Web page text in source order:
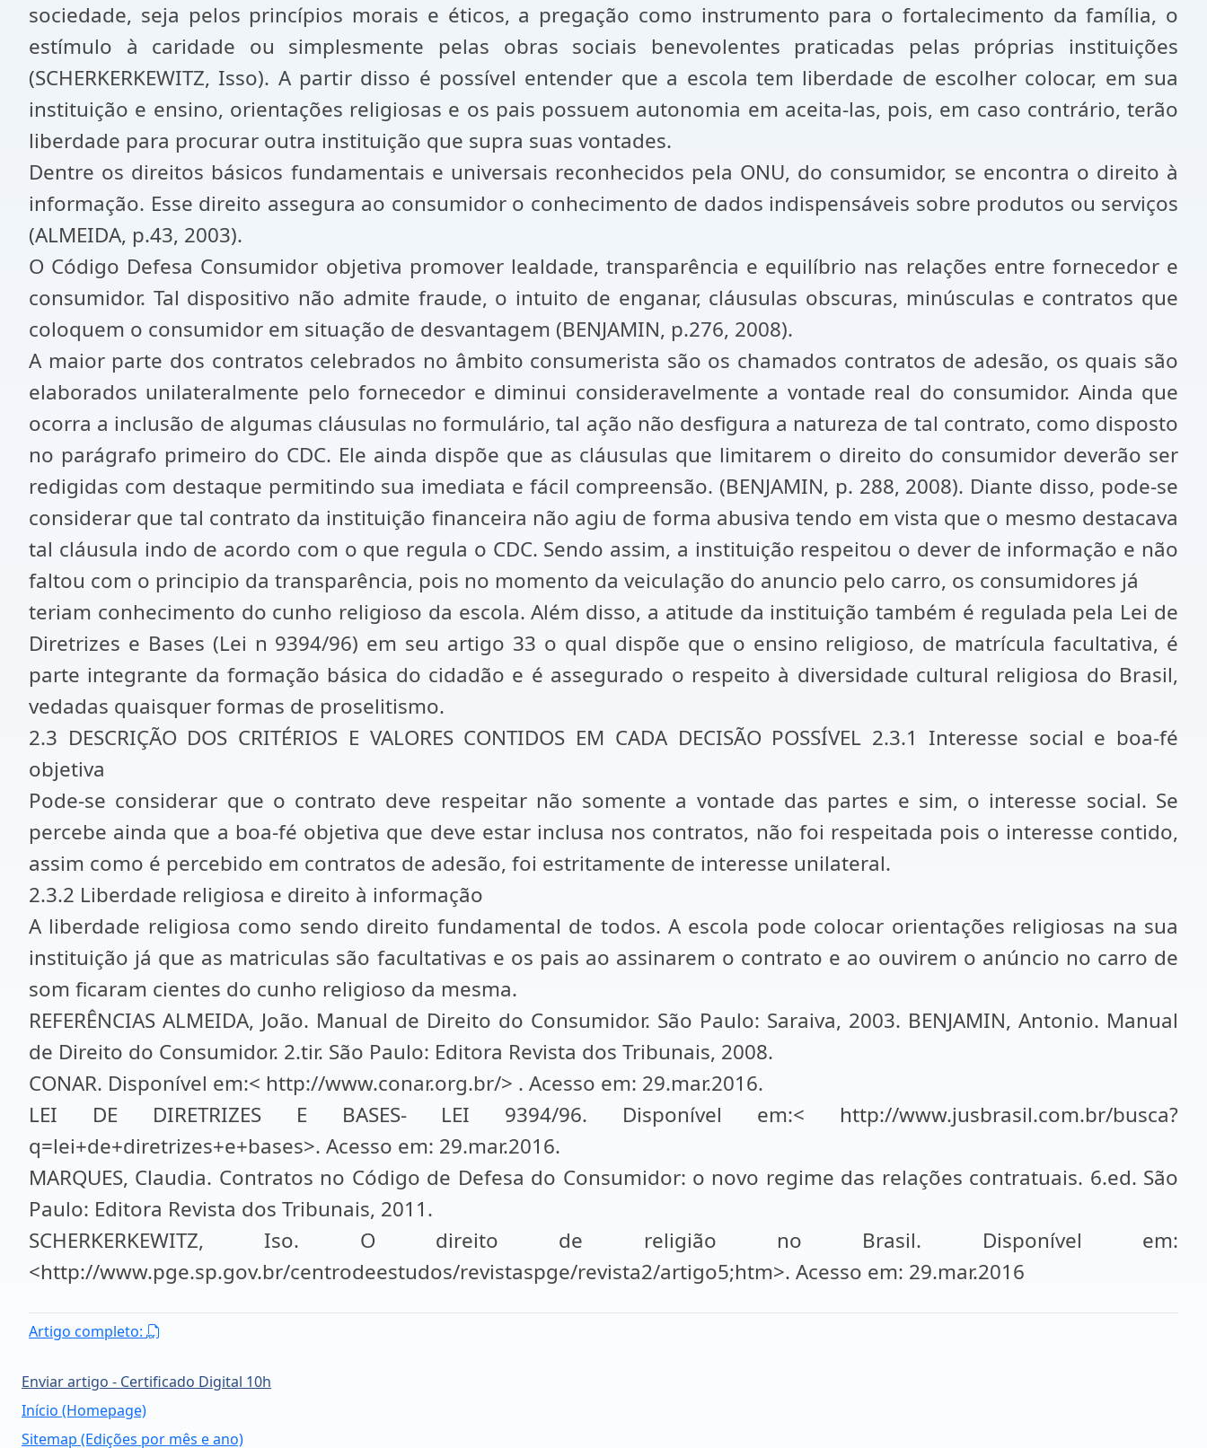
sociedade, seja pelos princípios morais e éticos, a pregação como instrumento para o fortalecimento da família, o
estímulo à caridade ou simplesmente pelas obras sociais benevolentes praticadas pelas próprias instituições
(SCHERKERKEWITZ, Isso). A partir disso é possível entender que a escola tem liberdade de escolher colocar, em sua
instituição e ensino, orientações religiosas e os pais possuem autonomia em aceita-las, pois, em caso contrário, terão
liberdade para procurar outra instituição que supra suas vontades.
Dentre os direitos básicos fundamentais e universais reconhecidos pela ONU, do consumidor, se encontra o direito à
informação. Esse direito assegura ao consumidor o conhecimento de dados indispensáveis sobre produtos ou serviços
(ALMEIDA, p.43, 2003).
O Código Defesa Consumidor objetiva promover lealdade, transparência e equilíbrio nas relações entre fornecedor e
consumidor. Tal dispositivo não admite fraude, o intuito de enganar, cláusulas obscuras, minúsculas e contratos que
coloquem o consumidor em situação de desvantagem (BENJAMIN, p.276, 2008).
A maior parte dos contratos celebrados no âmbito consumerista são os chamados contratos de adesão, os quais são
elaborados unilateralmente pelo fornecedor e diminui consideravelmente a vontade real do consumidor. Ainda que
ocorra a inclusão de algumas cláusulas no formulário, tal ação não desfigura a natureza de tal contrato, como disposto
no parágrafo primeiro do CDC. Ele ainda dispõe que as cláusulas que limitarem o direito do consumidor deverão ser
redigidas com destaque permitindo sua imediata e fácil compreensão. (BENJAMIN, p. 288, 2008). Diante disso, pode-se
considerar que tal contrato da instituição financeira não agiu de forma abusiva tendo em vista que o mesmo destacava
tal cláusula indo de acordo com o que regula o CDC. Sendo assim, a instituição respeitou o dever de informação e não
faltou com o principio da transparência, pois no momento da veiculação do anuncio pelo carro, os consumidores já
teriam conhecimento do cunho religioso da escola. Além disso, a atitude da instituição também é regulada pela Lei de
Diretrizes e Bases (Lei n 9394/96) em seu artigo 33 o qual dispõe que o ensino religioso, de matrícula facultativa, é
parte integrante da formação básica do cidadão e é assegurado o respeito à diversidade cultural religiosa do Brasil,
vedadas quaisquer formas de proselitismo.
2.3 DESCRIÇÃO DOS CRITÉRIOS E VALORES CONTIDOS EM CADA DECISÃO POSSÍVEL 2.3.1 Interesse social e boa-fé
objetiva
Pode-se considerar que o contrato deve respeitar não somente a vontade das partes e sim, o interesse social. Se
percebe ainda que a boa-fé objetiva que deve estar inclusa nos contratos, não foi respeitada pois o interesse contido,
assim como é percebido em contratos de adesão, foi estritamente de interesse unilateral.
2.3.2 Liberdade religiosa e direito à informação
A liberdade religiosa como sendo direito fundamental de todos. A escola pode colocar orientações religiosas na sua
instituição já que as matriculas são facultativas e os pais ao assinarem o contrato e ao ouvirem o anúncio no carro de
som ficaram cientes do cunho religioso da mesma.
REFERÊNCIAS ALMEIDA, João. Manual de Direito do Consumidor. São Paulo: Saraiva, 2003. BENJAMIN, Antonio. Manual
de Direito do Consumidor. 2.tir. São Paulo: Editora Revista dos Tribunais, 2008.
CONAR. Disponível em:< http://www.conar.org.br/> . Acesso em: 29.mar.2016.
LEI DE DIRETRIZES E BASES- LEI 9394/96. Disponível em:< http://www.jusbrasil.com.br/busca?
q=lei+de+diretrizes+e+bases>. Acesso em: 29.mar.2016.
MARQUES, Claudia. Contratos no Código de Defesa do Consumidor: o novo regime das relações contratuais. 6.ed. São
Paulo: Editora Revista dos Tribunais, 2011.
SCHERKERKEWITZ, Iso. O direito de religião no Brasil. Disponível em:
<http://www.pge.sp.gov.br/centrodeestudos/revistaspge/revista2/artigo5;htm>. Acesso em: 29.mar.2016
Artigo completo:
Enviar artigo - Certificado Digital 10h
Início (Homepage)
Sitemap (Edições por mês e ano)